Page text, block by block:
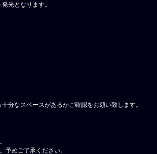
光となります。
分なスペースがあるかご確認をお願い致します。
予めご了承ください。